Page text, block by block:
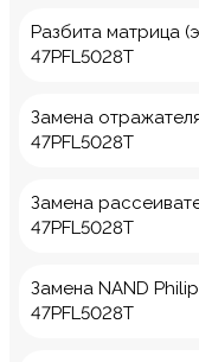
Разбита матрица
47PFL5028T
Замена
47PFL5028T
Замена
47PFL5028T
Замена NAND
47PFL5028T